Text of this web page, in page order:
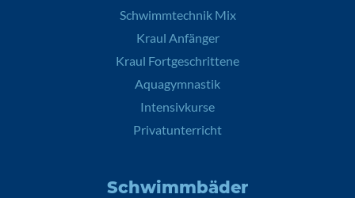
Schwimmtechnik Mix
Kraul Anfänger
Kraul Fortgeschrittene
Aquagymnastik
Intensivkurse
Privatunterricht
Schwimmbäder